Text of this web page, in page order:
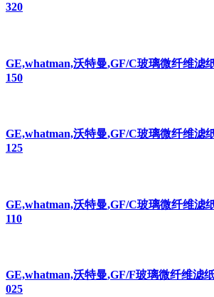
320
GE,whatman,沃特曼,GF/C玻璃微纤维滤
150
GE,whatman,沃特曼,GF/C玻璃微纤维滤
125
GE,whatman,沃特曼,GF/C玻璃微纤维滤
110
GE,whatman,沃特曼,GF/F玻璃微纤维滤
025